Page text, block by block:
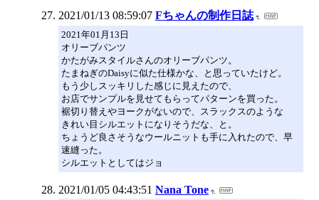
2021/01/13 08:59:07 Fちゃんの制作日誌
2021年01月13日
オリーブパンツ
かたがみスタイルさんのオリーブパンツ。
たまねぎのDaisyに似た仕様かな、と思っていたけど。
もう少しスッキリした感じに見えたので、
お店でサンプルを見せてもらってパターンを買った。
裾切り替えやヨークがないので、スラックスのような
きれい目シルエットになりそうだな、と。
ちょうど良さそうなウールニットも手に入れたので、早
速縫った。
シルエットとしてはジョ
2021/01/05 04:43:51 Nana Tone